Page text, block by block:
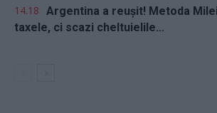
14.18 Argentina a reușit! Metoda
taxele, ci scazi cheltuielile...